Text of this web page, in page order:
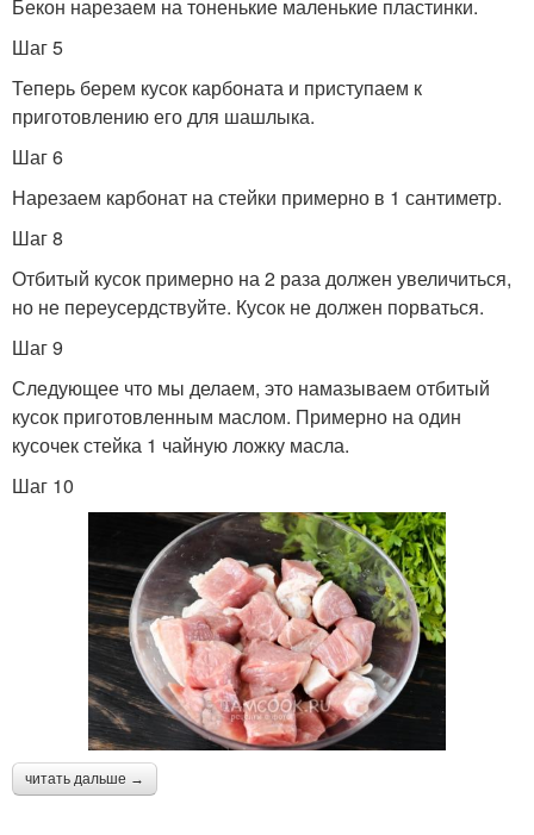
Бекон нарезаем на тоненькие маленькие пластинки.
Шаг 5
Теперь берем кусок карбоната и приступаем к
приготовлению его для шашлыка.
Шаг 6
Нарезаем карбонат на стейки примерно в 1 сантиметр.
Шаг 8
Отбитый кусок примерно на 2 раза должен увеличиться,
но не переусердствуйте. Кусок не должен порваться.
Шаг 9
Следующее что мы делаем, это намазываем отбитый
кусок приготовленным маслом. Примерно на один
кусочек стейка 1 чайную ложку масла.
Шаг 10
читать дальше →